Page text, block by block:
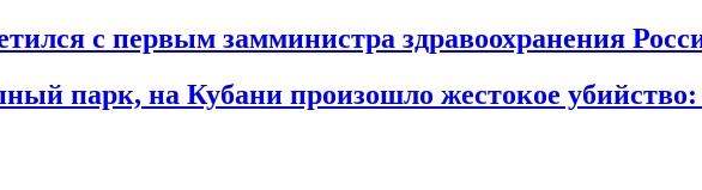
с первым замминистра здравоохранения
парк, на Кубани произошло жестокое